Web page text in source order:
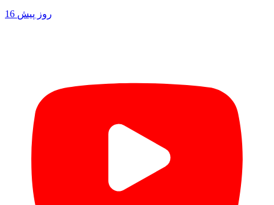
16 روز پیش